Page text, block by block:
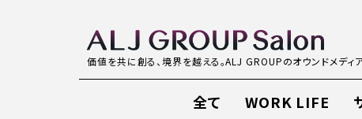
価値を共に創る、境界を越える。ALJ GROUPのオウンドメディ
全て WORK LIFE